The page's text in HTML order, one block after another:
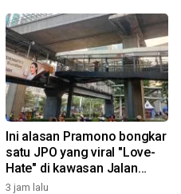
Ini alasan Pramono bongkar
satu JPO yang viral "Love-
Hate" di kawasan Jalan
Rasuna Said
3 jam lalu